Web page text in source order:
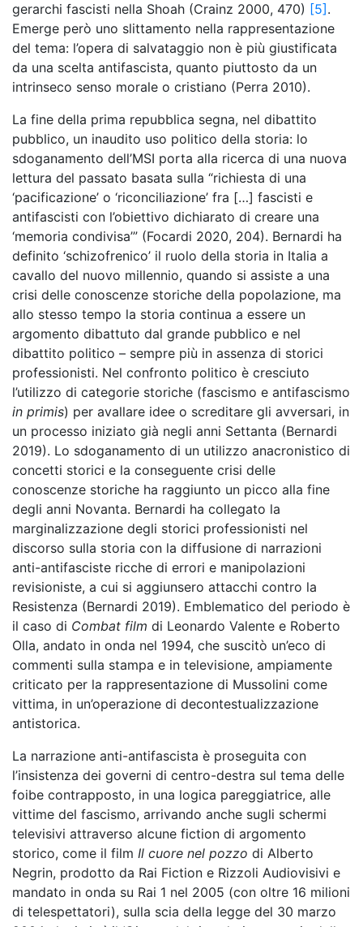
gerarchi fascisti nella Shoah (Crainz 2000, 470) [5] .
Emerge però uno slittamento nella rappresentazione
del tema: l’opera di salvataggio non è più giustificata
da una scelta antifascista, quanto piuttosto da un
intrinseco senso morale o cristiano (Perra 2010).
La fine della prima repubblica segna, nel dibattito
pubblico, un inaudito uso politico della storia: lo
sdoganamento dell’MSI porta alla ricerca di una nuova
lettura del passato basata sulla “richiesta di una
‘pacificazione’ o ‘riconciliazione’ fra […] fascisti e
antifascisti con l’obiettivo dichiarato di creare una
‘memoria condivisa’” (Focardi 2020, 204). Bernardi ha
definito ‘schizofrenico’ il ruolo della storia in Italia a
cavallo del nuovo millennio, quando si assiste a una
crisi delle conoscenze storiche della popolazione, ma
allo stesso tempo la storia continua a essere un
argomento dibattuto dal grande pubblico e nel
dibattito politico – sempre più in assenza di storici
professionisti. Nel confronto politico è cresciuto
l’utilizzo di categorie storiche (fascismo e antifascismo
in primis) per avallare idee o screditare gli avversari, in
un processo iniziato già negli anni Settanta (Bernardi
2019). Lo sdoganamento di un utilizzo anacronistico di
concetti storici e la conseguente crisi delle
conoscenze storiche ha raggiunto un picco alla fine
degli anni Novanta. Bernardi ha collegato la
marginalizzazione degli storici professionisti nel
discorso sulla storia con la diffusione di narrazioni
anti-antifasciste ricche di errori e manipolazioni
revisioniste, a cui si aggiunsero attacchi contro la
Resistenza (Bernardi 2019). Emblematico del periodo è
il caso di Combat film di Leonardo Valente e Roberto
Olla, andato in onda nel 1994, che suscitò un’eco di
commenti sulla stampa e in televisione, ampiamente
criticato per la rappresentazione di Mussolini come
vittima, in un’operazione di decontestualizzazione
antistorica.
La narrazione anti-antifascista è proseguita con
l’insistenza dei governi di centro-destra sul tema delle
foibe contrapposto, in una logica pareggiatrice, alle
vittime del fascismo, arrivando anche sugli schermi
televisivi attraverso alcune fiction di argomento
storico, come il film Il cuore nel pozzo di Alberto
Negrin, prodotto da Rai Fiction e Rizzoli Audiovisivi e
mandato in onda su Rai 1 nel 2005 (con oltre 16 milioni
di telespettatori), sulla scia della legge del 30 marzo